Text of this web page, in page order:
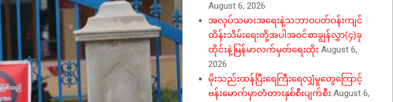
August 6, 2026
အလုပ်သမားအရေးနဲ့သဘာဝပတ်ဝန်းကျင်
ထိန်းသိမ်းရေးတို့အပါအဝင်စာချွန်လွှာ(၄)ခု
ထိုင်းနဲ့မြန်မာလက်မှတ်ရေးထိုး August 6,
2026
မိုးသည်းထန်ပြီးရေကြီးရေလျှံမှုတွေကြောင့်
ဗန်းမောက်မှာတံတားနှစ်စီးပျက်စီး August 6,